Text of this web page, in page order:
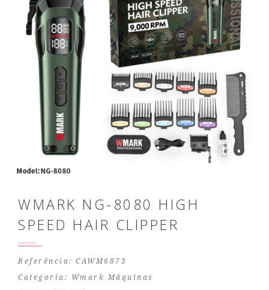
WMARK NG-8080 HIGH
SPEED HAIR CLIPPER
Referência: CAWM6873
Categoria:
Wmark Máquinas